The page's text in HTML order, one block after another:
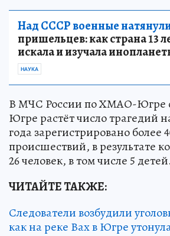
Над СССР военные
пришельцев: как страна 13
искала и изучала
НАУКА
В МЧС России по ХМАО-Югре
Югре растёт число трагедий
года зарегистрировано более
происшествий, в результате
26 человек, в том числе 5 детей.
ЧИТАЙТЕ ТАКЖЕ:
Следователи возбудили
как на реке Вах в Югре